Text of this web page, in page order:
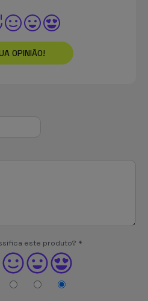
OPINIÃO!
este produto? *